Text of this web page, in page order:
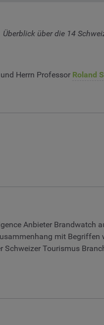
Überblick über die 14
und Herrn Professor Roland
Anbieter
mit Begriffen
Tourismus